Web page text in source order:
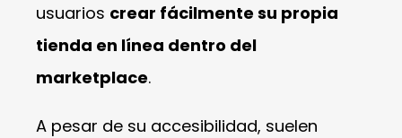
usuarios crear fácilmente su propia
tienda en línea dentro del
marketplace.
A pesar de su accesibilidad, suelen